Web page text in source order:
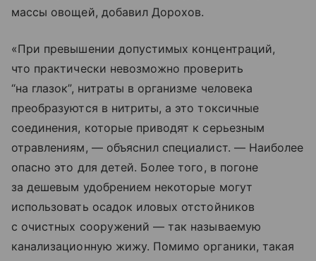
массы овощей, добавил Дорохов.
«При превышении допустимых концентраций,
что практически невозможно проверить
“на глазок”, нитраты в организме человека
преобразуются в нитриты, а это токсичные
соединения, которые приводят к серьезным
отравлениям, — объяснил специалист. — Наиболее
опасно это для детей. Более того, в погоне
за дешевым удобрением некоторые могут
использовать осадок иловых отстойников
с очистных сооружений — так называемую
канализационную жижу. Помимо органики, такая